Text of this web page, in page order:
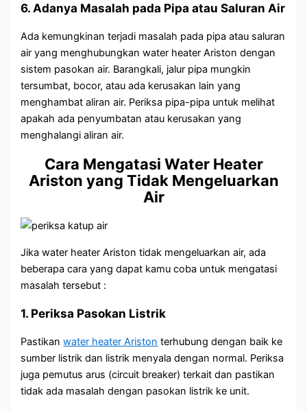
6. Adanya Masalah pada Pipa atau Saluran Air
Ada kemungkinan terjadi masalah pada pipa atau saluran
air yang menghubungkan water heater Ariston dengan
sistem pasokan air. Barangkali, jalur pipa mungkin
tersumbat, bocor, atau ada kerusakan lain yang
menghambat aliran air. Periksa pipa-pipa untuk melihat
apakah ada penyumbatan atau kerusakan yang
menghalangi aliran air.
Cara Mengatasi Water Heater
Ariston yang Tidak Mengeluarkan
Air
Jika water heater Ariston tidak mengeluarkan air, ada
beberapa cara yang dapat kamu coba untuk mengatasi
masalah tersebut :
1. Periksa Pasokan Listrik
Pastikanwater heater Ariston terhubung dengan baik ke
sumber listrik dan listrik menyala dengan normal. Periksa
juga pemutus arus (circuit breaker) terkait dan pastikan
tidak ada masalah dengan pasokan listrik ke unit.